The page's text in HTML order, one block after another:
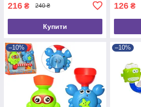
216 ₴ 240 ₴
Купити
126 ₴
–10% –10%